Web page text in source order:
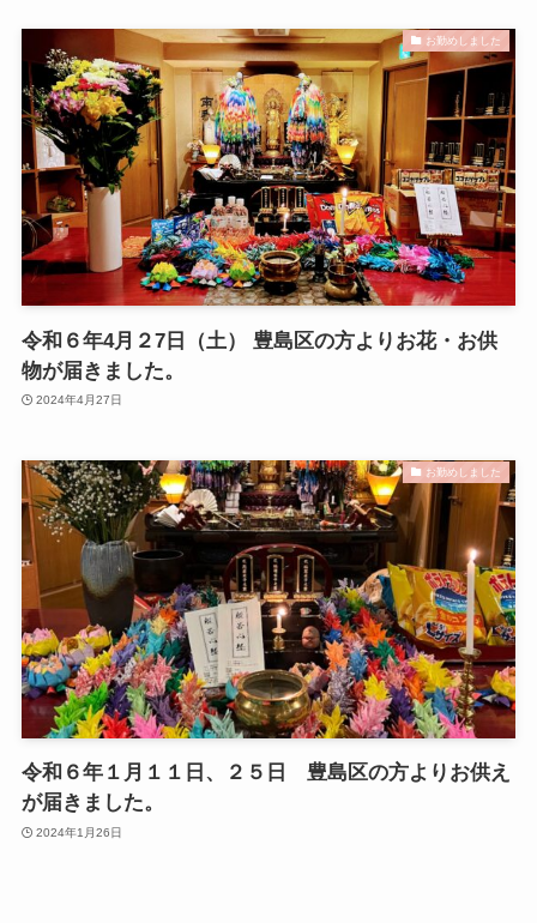
お勤めしました
令和６年4月２7日（土） 豊島区の方よりお花・お供
物が届きました。
2024年4月27日
お勤めしました
令和６年１月１１日、２５日 豊島区の方よりお供え
が届きました。
2024年1月26日